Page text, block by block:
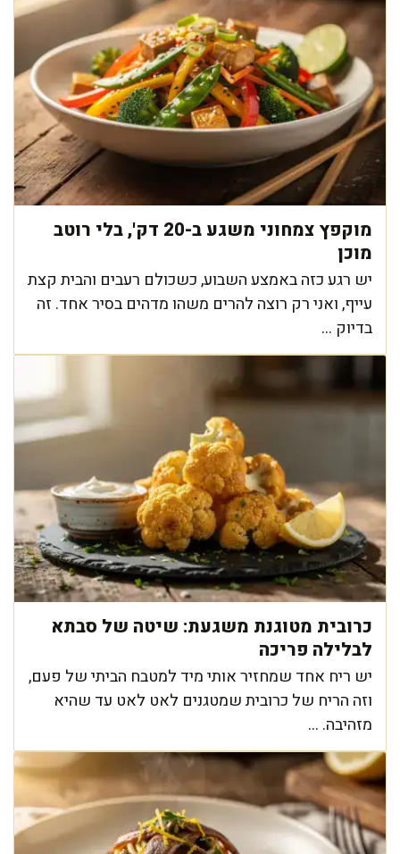
מוקפץ צמחוני משגע ב-20 דק', בלי רוטב
מוכן
יש רגע כזה באמצע השבוע, כשכולם רעבים והבית קצת
עייף, ואני רק רוצה להרים משהו מדהים בסיר אחד. זה
בדיוק ...
כרובית מטוגנת משגעת: שיטה של סבתא
לבלילה פריכה
יש ריח אחד שמחזיר אותי מיד למטבח הביתי של פעם,
וזה הריח של כרובית שמטגנים לאט לאט עד שהיא
מזהיבה. ...